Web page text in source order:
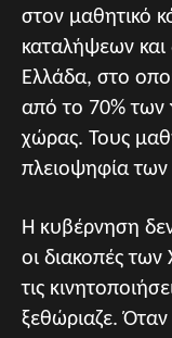
στον μαθητικό
καταλήψεων
Ελλάδα, στο
από το 70% των
χώρας. Τους
πλειοψηφία
Η κυβέρνηση
οι διακοπές
τις
ξεθώριαζε.